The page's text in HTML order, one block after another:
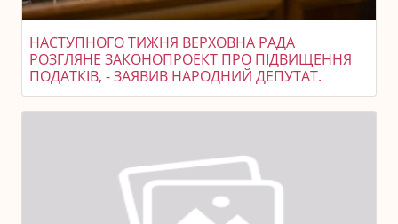
НАСТУПНОГО ТИЖНЯ ВЕРХОВНА РАДА
РОЗГЛЯНЕ ЗАКОНОПРОЕКТ ПРО ПІДВИЩЕННЯ
ПОДАТКІВ, - ЗАЯВИВ НАРОДНИЙ ДЕПУТАТ.